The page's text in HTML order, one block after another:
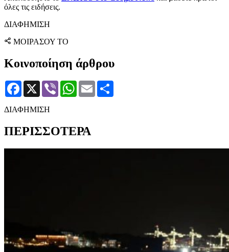
όλες τις ειδήσεις.
ΔΙΑΦΗΜΙΣΗ
ΜΟΙΡΑΣΟΥ ΤΟ
Κοινοποίηση άρθρου
Facebook
X Viber WhatsApp
Email
ΔΙΑΦΗΜΙΣΗ
ΠΕΡΙΣΣΟΤΕΡΑ